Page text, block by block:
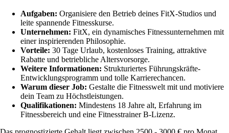
Aufgaben: Organisiere den Betrieb deines FitX-Studios und
leite spannende Fitnesskurse.
Unternehmen: FitX, ein dynamisches Fitnessunternehmen mit
einer inspirierenden Philosophie.
Vorteile: 30 Tage Urlaub, kostenloses Training, attraktive
Rabatte und betriebliche Altersvorsorge.
Weitere Informationen: Strukturiertes Führungskräfte-
Entwicklungsprogramm und tolle Karrierechancen.
Warum dieser Job: Gestalte die Fitnesswelt mit und motiviere
dein Team zu Höchstleistungen.
Qualifikationen: Mindestens 18 Jahre alt, Erfahrung im
Fitnessbereich und eine Fitnesstrainer B-Lizenz.